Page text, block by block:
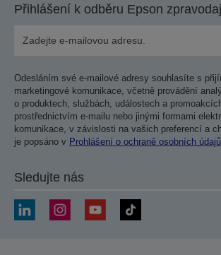
Přihlášení k odběru Epson
Odesláním své e-mailové adresy souhlasíte s
marketingové komunikace, včetně provádění
o produktech, službách, událostech a
prostřednictvím e-mailu nebo jinými formami
komunikace, v závislosti na vašich preferencí a
je popsáno v Prohlášení o ochraně osobních
Sledujte nás